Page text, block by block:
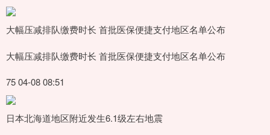
大幅压减排队缴费时长 首批医保便捷支付地区名单公布
大幅压减排队缴费时长 首批医保便捷支付地区名单公布
75 04-08 08:51
日本北海道地区附近发生6.1级左右地震